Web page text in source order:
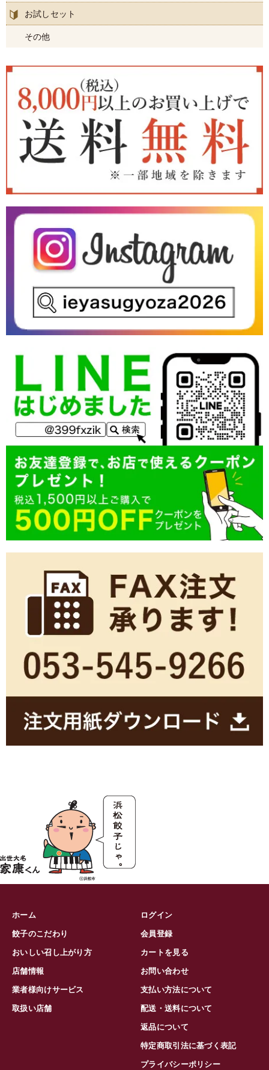
お試しセット
その他
ホーム
餃子のこだわり
おいしい召し上がり方
店舗情報
業者様向けサービス
取扱い店舗
ログイン
会員登録
カートを見る
お問い合わせ
支払い方法について
配送・送料について
返品について
特定商取引法に基づく表記
プライバシーポリシー